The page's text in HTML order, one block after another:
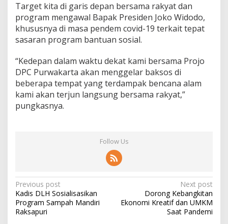
Target kita di garis depan bersama rakyat dan
program mengawal Bapak Presiden Joko Widodo,
khususnya di masa pendem covid-19 terkait tepat
sasaran program bantuan sosial.
“Kedepan dalam waktu dekat kami bersama Projo
DPC Purwakarta akan menggelar baksos di
beberapa tempat yang terdampak bencana alam
kami akan terjun langsung bersama rakyat,”
pungkasnya.
Follow Us
Post
navigation
Previous post
Kadis DLH Sosialisasikan
Program Sampah Mandiri
Raksapuri
Next post
Dorong Kebangkitan
Ekonomi Kreatif dan UMKM
Saat Pandemi